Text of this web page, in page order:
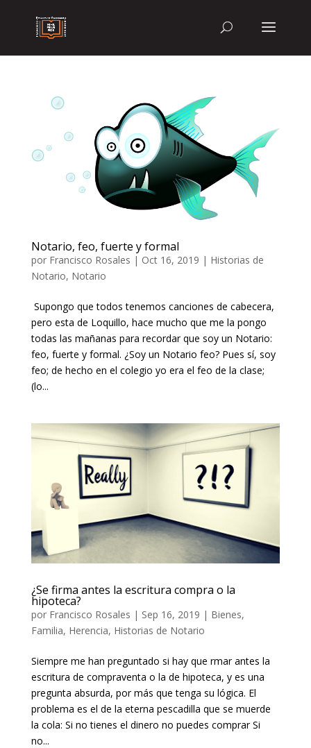
Notario, feo, fuerte y formal
por Francisco Rosales | Oct 16, 2019 | Historias de
Notario, Notario
Supongo que todos tenemos canciones de cabecera,
pero esta de Loquillo, hace mucho que me la pongo
todas las mañanas para recordar que soy un Notario:
feo, fuerte y formal. ¿Soy un Notario feo? Pues sí, soy
feo; de hecho en el colegio yo era el feo de la clase;
(lo...
¿Se firma antes la escritura compra o la
hipoteca?
por Francisco Rosales | Sep 16, 2019 | Bienes,
Familia, Herencia, Historias de Notario
Siempre me han preguntado si hay que firmar antes la
escritura de compraventa o la de hipoteca, y es una
pregunta absurda, por más que tenga su lógica. El
problema es el de la eterna pescadilla que se muerde
la cola: Si no tienes el dinero no puedes comprar Si
no...